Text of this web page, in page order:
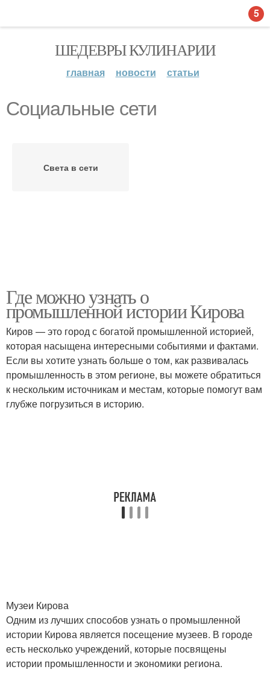
ШЕДЕВРЫ КУЛИНАРИИ
главная новости статьи
Социальные сети
Света в сети
Где можно узнать о
промышленной истории Кирова
Киров — это город с богатой промышленной историей,
которая насыщена интересными событиями и фактами.
Если вы хотите узнать больше о том, как развивалась
промышленность в этом регионе, вы можете обратиться
к нескольким источникам и местам, которые помогут вам
глубже погрузиться в историю.
Музеи Кирова
Одним из лучших способов узнать о промышленной
истории Кирова является посещение музеев. В городе
есть несколько учреждений, которые посвящены
истории промышленности и экономики региона.
5